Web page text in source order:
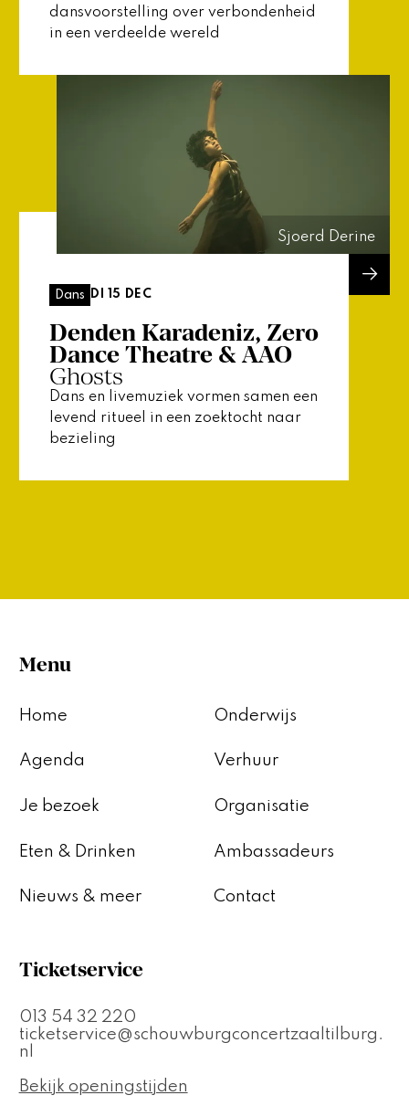
dansvoorstelling over verbondenheid
in een verdeelde wereld
Dans DI 15 DEC
Denden Karadeniz, Zero
Dance Theatre & AAO
Ghosts
Dans en livemuziek vormen samen een
levend ritueel in een zoektocht naar
bezieling
Sjoerd Derine
Menu
Home
Agenda
Je bezoek
Eten & Drinken
Nieuws & meer
Onderwijs
Verhuur
Organisatie
Ambassadeurs
Contact
Ticketservice
013 54 32 220
ticketservice@schouwburgconcertzaaltilburg.
nl
Bekijk openingstijden